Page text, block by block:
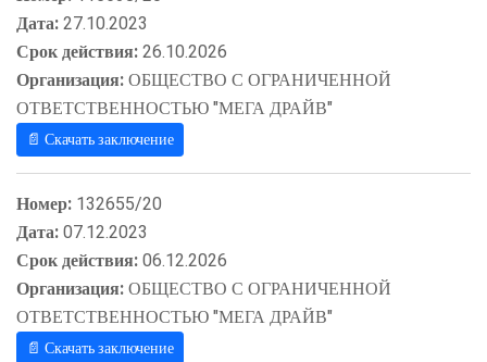
Дата:27.10.2023
Срок действия:26.10.2026
Организация:ОБЩЕСТВО С ОГРАНИЧЕННОЙ
ОТВЕТСТВЕННОСТЬЮ "МЕГА ДРАЙВ"
📄 Скачать заключение
Номер: 132655/20
Дата:07.12.2023
Срок действия:06.12.2026
Организация:ОБЩЕСТВО С ОГРАНИЧЕННОЙ
ОТВЕТСТВЕННОСТЬЮ "МЕГА ДРАЙВ"
📄 Скачать заключение